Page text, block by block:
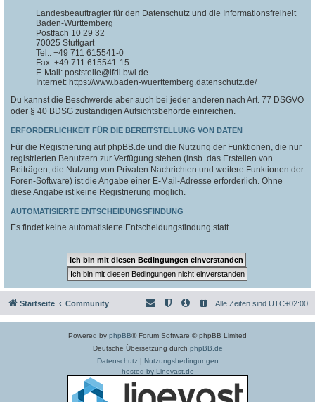
Landesbeauftragter für den Datenschutz und die Informationsfreiheit
Baden-Württemberg
Postfach 10 29 32
70025 Stuttgart
Tel.: +49 711 615541-0
Fax: +49 711 615541-15
E-Mail: poststelle@lfdi.bwl.de
Internet: https://www.baden-wuerttemberg.datenschutz.de/
Du kannst die Beschwerde aber auch bei jeder anderen nach Art. 77 DSGVO
oder § 40 BDSG zuständigen Aufsichtsbehörde einreichen.
ERFORDERLICHKEIT FÜR DIE BEREITSTELLUNG VON DATEN
Für die Registrierung auf phpBB.de und die Nutzung der Funktionen, die nur
registrierten Benutzern zur Verfügung stehen (insb. das Erstellen von
Beiträgen, die Nutzung von Privaten Nachrichten und weitere Funktionen der
Foren-Software) ist die Angabe einer E-Mail-Adresse erforderlich. Ohne
diese Angabe ist keine Registrierung möglich.
AUTOMATISIERTE ENTSCHEIDUNGSFINDUNG
Es findet keine automatisierte Entscheidungsfindung statt.
Startseite Community Alle Zeiten sind UTC+02:00
Powered by phpBB® Forum Software © phpBB Limited
Deutsche Übersetzung durch phpBB.de
Datenschutz| Nutzungsbedingungen
hosted by Linevast.de